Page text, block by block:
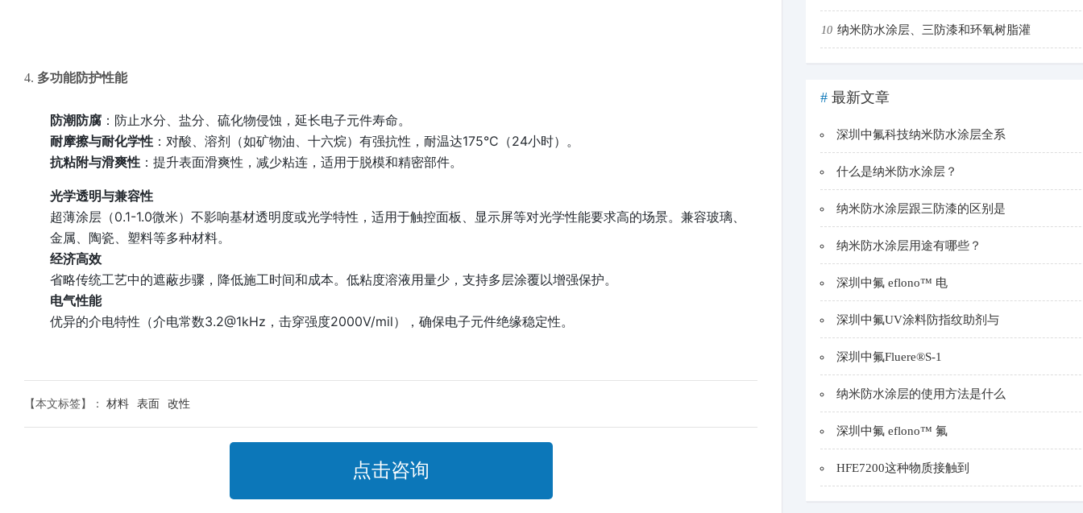
4. 多功能防护性能
防潮防腐 ：防止水分、盐分、硫化物侵蚀，延长电子元件寿命。
耐摩擦与耐化学性 ：对酸、溶剂（如矿物油、十六烷）有强抗性，耐温达175°C（24小时）。
抗粘附与滑爽性 ：提升表面滑爽性，减少粘连，适用于脱模和精密部件。
光学透明与兼容性
超薄涂层（0.1-1.0微米）不影响基材透明度或光学特性，适用于触控面板、显示屏等对光学性能要求高的场景。兼容玻璃、
金属、陶瓷、塑料等多种材料。
经济高效
省略传统工艺中的遮蔽步骤，降低施工时间和成本。低粘度溶液用量少，支持多层涂覆以增强保护。
电气性能
优异的介电特性（介电常数3.2@1kHz，击穿强度2000V/mil），确保电子元件绝缘稳定性。
【本文标签】： 材料 表面 改性
点击咨询
10 纳米防水涂层、三防漆和环氧树脂灌
# 最新文章
深圳中氟科技纳米防水涂层全系
什么是纳米防水涂层？
纳米防水涂层跟三防漆的区别是
纳米防水涂层用途有哪些？
深圳中氟 eflono™ 电
深圳中氟UV涂料防指纹助剂与
深圳中氟Fluere®S-1
纳米防水涂层的使用方法是什么
深圳中氟 eflono™ 氟
HFE7200这种物质接触到